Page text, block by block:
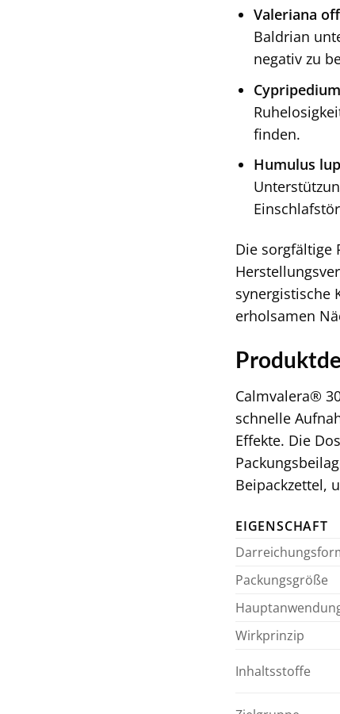
Valeriana
Baldrian
negativ zu
finden.
Humulus
Die sorgfältige
synergistische
erholsamen
Calmvalera®
schnelle
Effekte. Die
Beipackzettel,
EIGENSCHAFT
Packungsgröße
Wirkprinzip
Inhaltsstoffe